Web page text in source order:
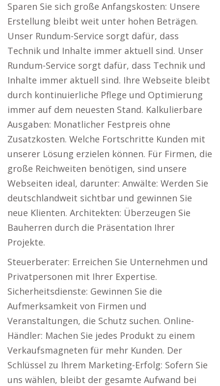
Sparen Sie sich große Anfangskosten: Unsere
Erstellung bleibt weit unter hohen Beträgen.
Unser Rundum-Service sorgt dafür, dass
Technik und Inhalte immer aktuell sind. Unser
Rundum-Service sorgt dafür, dass Technik und
Inhalte immer aktuell sind. Ihre Webseite bleibt
durch kontinuierliche Pflege und Optimierung
immer auf dem neuesten Stand. Kalkulierbare
Ausgaben: Monatlicher Festpreis ohne
Zusatzkosten. Welche Fortschritte Kunden mit
unserer Lösung erzielen können. Für Firmen, die
große Reichweiten benötigen, sind unsere
Webseiten ideal, darunter: Anwälte: Werden Sie
deutschlandweit sichtbar und gewinnen Sie
neue Klienten. Architekten: Überzeugen Sie
Bauherren durch die Präsentation Ihrer
Projekte.
Steuerberater: Erreichen Sie Unternehmen und
Privatpersonen mit Ihrer Expertise.
Sicherheitsdienste: Gewinnen Sie die
Aufmerksamkeit von Firmen und
Veranstaltungen, die Schutz suchen. Online-
Händler: Machen Sie jedes Produkt zu einem
Verkaufsmagneten für mehr Kunden. Der
Schlüssel zu Ihrem Marketing-Erfolg: Sofern Sie
uns wählen, bleibt der gesamte Aufwand bei